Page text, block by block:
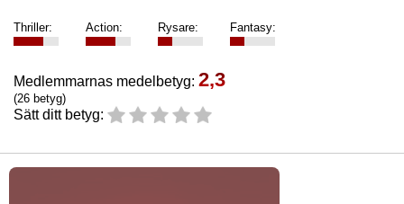
Thriller: Action: Rysare: Fantasy:
Medlemmarnas medelbetyg: 2,3
(26 betyg)
Sätt ditt betyg: